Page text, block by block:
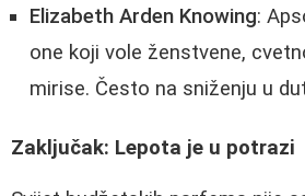
Elizabeth Arden Knowing:
one koji vole ženstvene,
mirise. Često na sniženju u
Zaključak: Lepota je u potrazi